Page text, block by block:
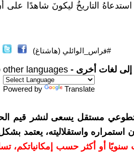
التاريخُ ليكونَ شاهدًا على
#فراس_الوائلي (هاشتاغ)
لغات أخرى - other languages
Powered by Translate
مستقل يسعى لنشر قيم
استمراره واستقلاليته، يعتمد
10 دولارات سنويًا أو أكثر حسب